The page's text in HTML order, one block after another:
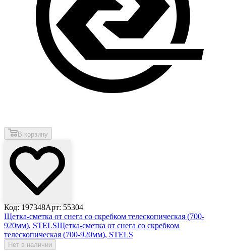
В корзину
Код: 197348Арт: 55304
Щетка-сметка от снега со скребком телескопическая (700-
920мм), STELSЩетка-сметка от снега со скребком
телескопическая (700-920мм), STELS
Нет в наличии